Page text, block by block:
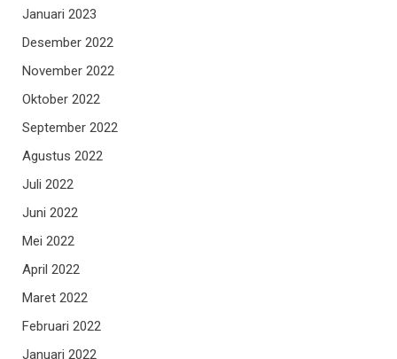
Januari 2023
Desember 2022
November 2022
Oktober 2022
September 2022
Agustus 2022
Juli 2022
Juni 2022
Mei 2022
April 2022
Maret 2022
Februari 2022
Januari 2022